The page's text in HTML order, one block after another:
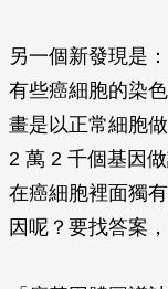
另一個新發現是
有些癌細胞的染
畫是以正常細胞
2 萬 2 千個基因
在癌細胞裡面獨
因呢？要找答案